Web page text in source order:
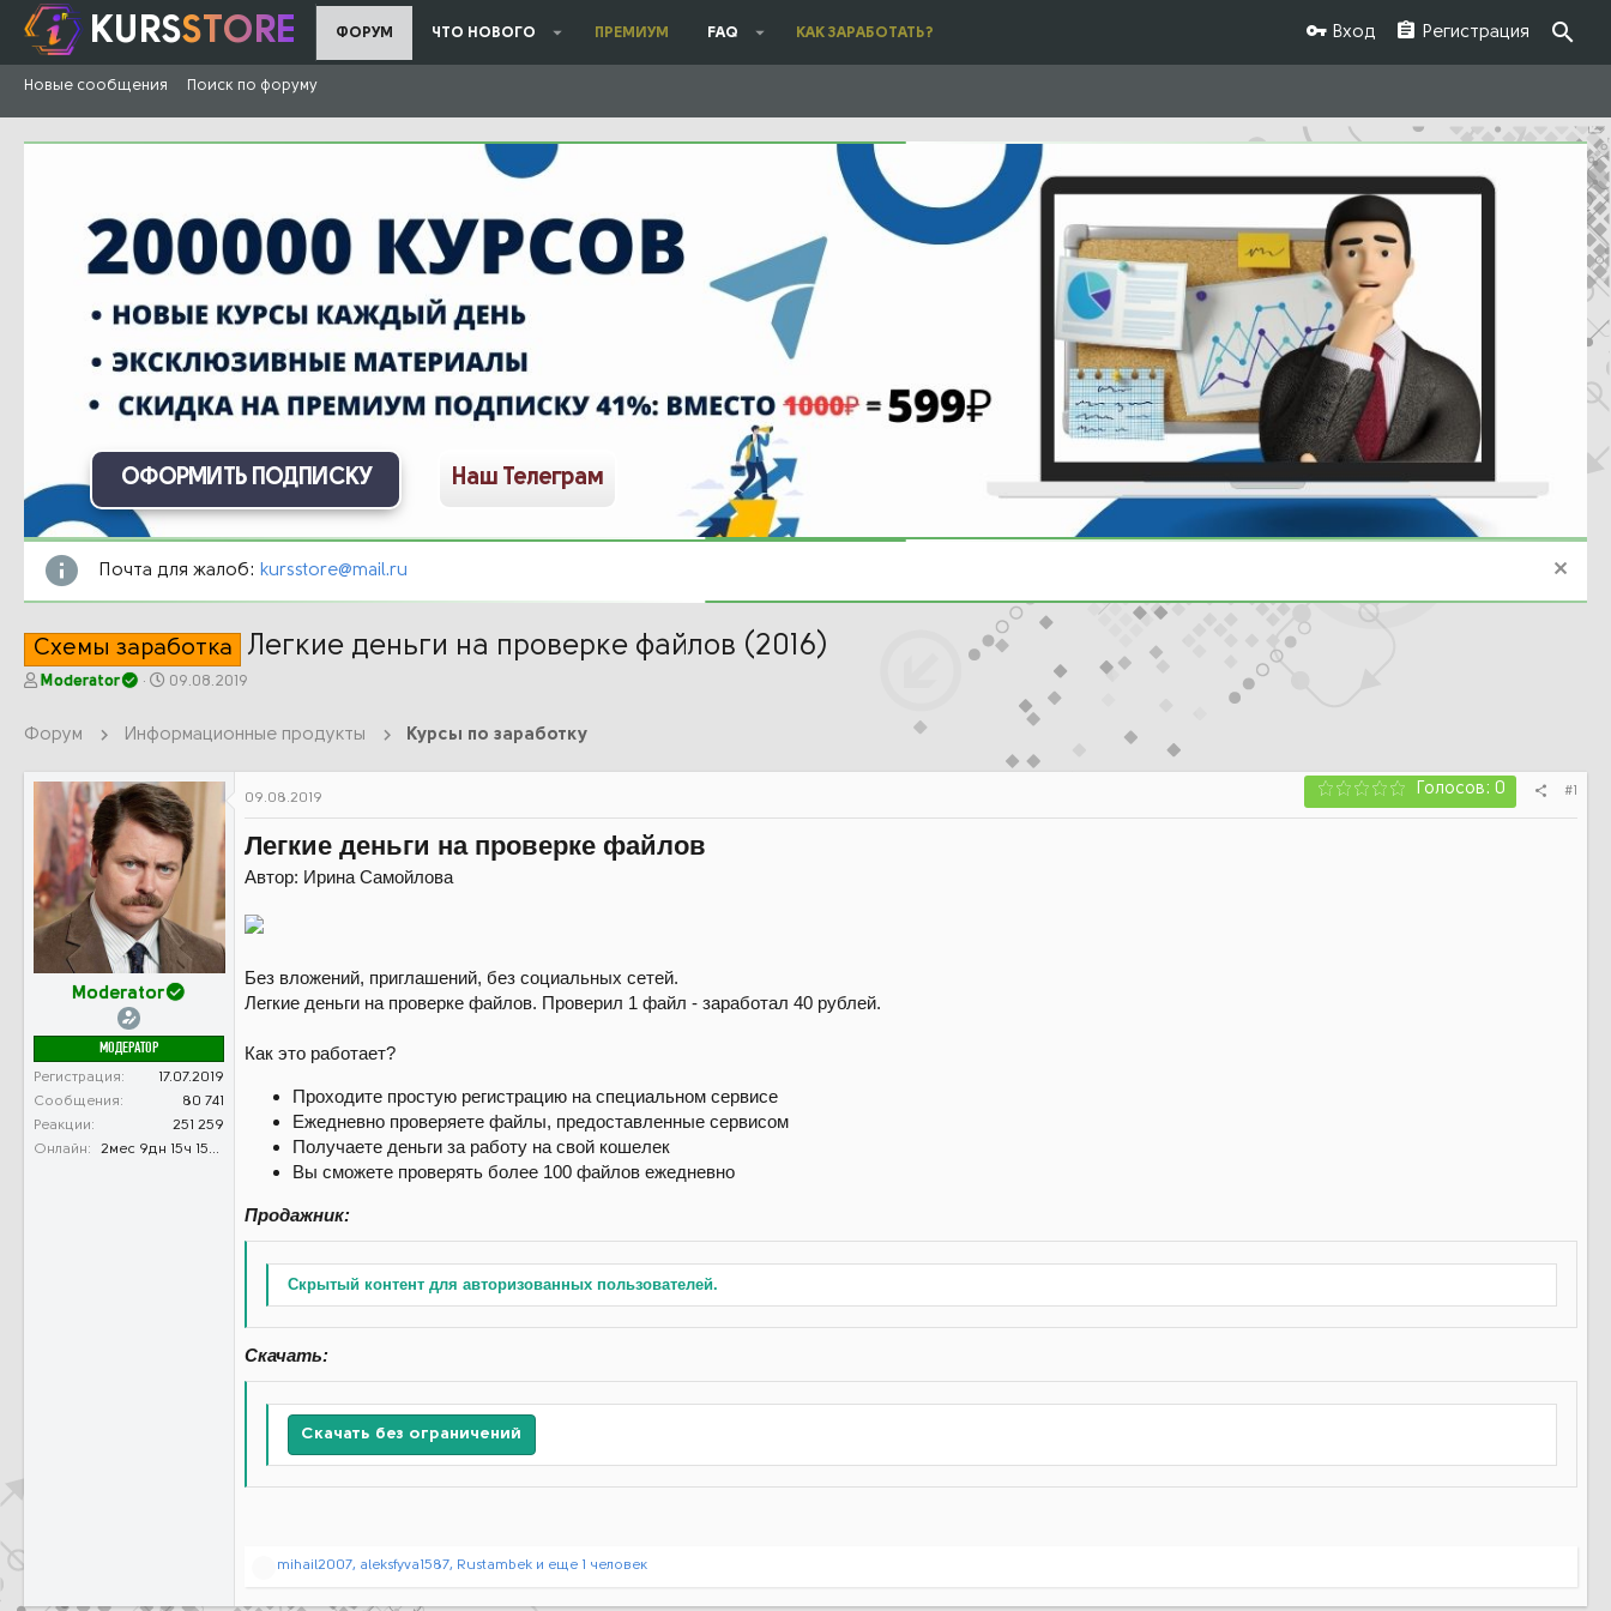
KURSSTORE ФОРУМ ЧТО НОВОГО ПРЕМИУМ FAQ КАК ЗАРАБОТАТЬ? Вход Регистрация
Новые сообщения Поиск по форуму
ОФОРМИТЬ ПОДПИСКУ Наш Телеграм
Почта для жалоб: kursstore@mail.ru
Схемы заработка Легкие деньги на проверке файлов (2016)
А
о
Moderator
Д
а
а
ч
а
а
09.08.2019
Форум Информационные продукты Курсы по заработку
Moderator
МОДЕРАТОР
Регистрация
17.07.2019
Сообщения
80 741
Реакции
251 259
Онлайн
2мес 9дн 15ч 15м 34с
09.08.2019 Голосов: 0 #1
Легкие деньги на проверке файлов
Автор: Ирина Самойлова
Без вложений, приглашений, без социальных сетей.
Легкие деньги на проверке файлов. Проверил 1 файл - заработал 40 рублей.
Как это работает?
Проходите простую регистрацию на специальном сервисе
Ежедневно проверяете файлы, предоставленные сервисом
Получаете деньги за работу на свой кошелек
Вы сможете проверять более 100 файлов ежедневно
Продажник:
Скрытый контент для авторизованных пользователей.
Скачать:
Скачать без ограничений
Рmihail2007, aleksfyva1587, Rustambek и еще 1 человек